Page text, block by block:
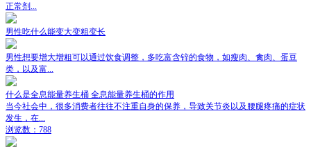
正常剂...
男性吃什么能变大变粗变长
男性想要增大增粗可以通过饮食调整，多吃富含锌的食物，如瘦肉、禽肉、蛋豆
类，以及富...
什么是全息能量养生桶 全息能量养生桶的作用
当今社会中，很多消费者往往不注重自身的保养，导致关节炎以及腰腿疼痛的症状
发生，在...
浏览数：788